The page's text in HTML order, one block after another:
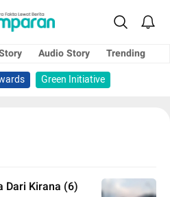
Audio Story
Trending
Green Initiative
Dari Kirana (6)